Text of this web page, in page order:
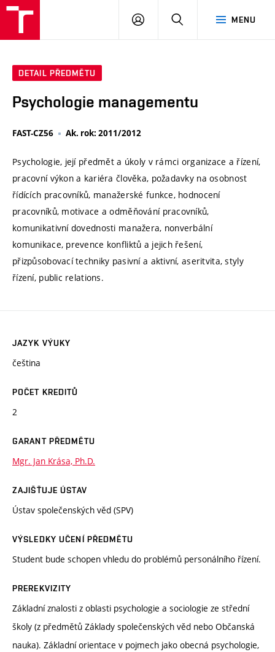
MENU
PŘIHLÁSIT
DETAIL PŘEDMĚTU
Psychologie managementu
FAST-CZ56 Ak. rok: 2011/2012
Psychologie, její předmět a úkoly v rámci organizace a řízení,
pracovní výkon a kariéra člověka, požadavky na osobnost
řídících pracovníků, manažerské funkce, hodnocení
pracovníků, motivace a odměňování pracovníků,
komunikativní dovednosti manažera, nonverbální
komunikace, prevence konfliktů a jejich řešení,
přizpůsobovací techniky pasivní a aktivní, aseritvita, styly
řízení, public relations.
JAZYK VÝUKY
čeština
POČET KREDITŮ
2
GARANT PŘEDMĚTU
Mgr. Jan Krása, Ph.D.
ZAJIŠŤUJE ÚSTAV
Ústav společenských věd (SPV)
VÝSLEDKY UČENÍ PŘEDMĚTU
Student bude schopen vhledu do problémů personálního řízení.
PREREKVIZITY
Základní znalosti z oblasti psychologie a sociologie ze střední
školy (z předmětů Základy společenských věd nebo Občanská
nauka). Základní orientace v pojmech jako obecná psychologie,